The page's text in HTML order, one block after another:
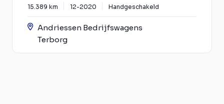
15.389 km 12-2020 Handgeschakeld
Andriessen Bedrijfswagens
Terborg